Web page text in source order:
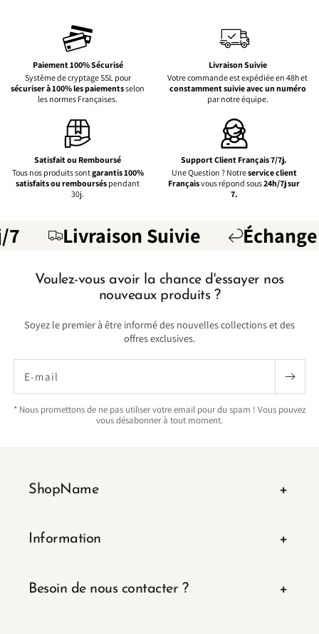
Paiement 100% Sécurisé
Système de cryptage SSL pour
sécuriser à 100% les paiementsselon
les normes Françaises.
Livraison Suivie
Votre commande est expédiée en 48h et
constamment suivie avec un numéro
par notre équipe.
Satisfait ou Remboursé
Tous nos produits sontgarantis 100%
satisfaits ou remboursés pendant
30j.
Support Client Français 7/7j.
Une Question ? Notreservice client
Françaisvous répond sous24h/7j sur
7.
Livraison Suivie
Voulez-vous avoir la chance d'essayer nos
nouveaux produits ?
Soyez le premier à être informé des nouvelles collections et des
offres exclusives.
E-mail
* Nous promettons de ne pas utiliser votre email pour du spam ! Vous pouvez
vous désabonner à tout moment.
ShopName
Information
Besoin de nous contacter ?